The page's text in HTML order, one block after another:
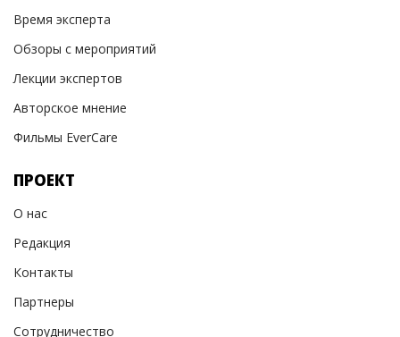
Время эксперта
Обзоры с мероприятий
Лекции экспертов
Авторское мнение
Фильмы EverCare
ПРОЕКТ
О нас
Редакция
Контакты
Партнеры
Сотрудничество